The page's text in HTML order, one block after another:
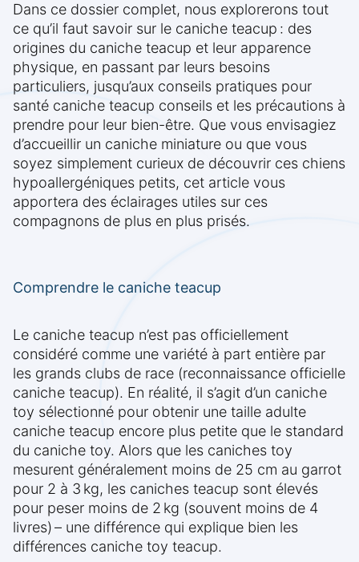
Dans ce dossier complet, nous explorerons tout
ce qu’il faut savoir sur le caniche teacup : des
origines du caniche teacup et leur apparence
physique, en passant par leurs besoins
particuliers, jusqu’aux conseils pratiques pour
santé caniche teacup conseils et les précautions à
prendre pour leur bien-être. Que vous envisagiez
d’accueillir un caniche miniature ou que vous
soyez simplement curieux de découvrir ces chiens
hypoallergéniques petits, cet article vous
apportera des éclairages utiles sur ces
compagnons de plus en plus prisés.
Comprendre le caniche teacup
Le caniche teacup n’est pas officiellement
considéré comme une variété à part entière par
les grands clubs de race (reconnaissance officielle
caniche teacup). En réalité, il s’agit d’un caniche
toy sélectionné pour obtenir une taille adulte
caniche teacup encore plus petite que le standard
du caniche toy. Alors que les caniches toy
mesurent généralement moins de 25 cm au garrot
pour 2 à 3 kg, les caniches teacup sont élevés
pour peser moins de 2 kg (souvent moins de 4
livres) – une différence qui explique bien les
différences caniche toy teacup.